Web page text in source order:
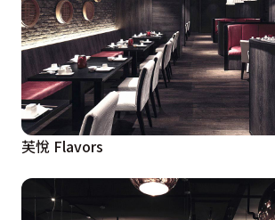
芙悅 Flavors